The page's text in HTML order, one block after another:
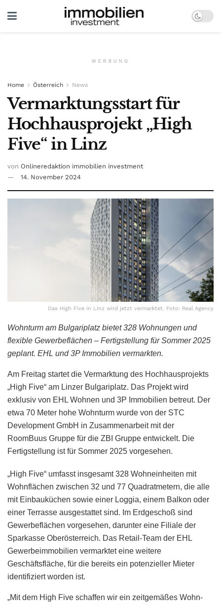
WERBUNG
Home Österreich News
Vermarktungsstart für
Hochhausprojekt „High
Five“ in Linz
von Onlineredaktion immobilien investment
14. November 2024
Das High Five in Linz wird jetzt vermarktet. Foto: Real Agency
Wohnturm am Bulgariplatz bietet 328 Wohnungen und
flexible Gewerbeflächen – Fertigstellung für Sommer 2025
geplant. EHL und 3P Immobilien vermarkten.
Am Freitag startet die Vermarktung des Hochhausprojekts
„High Five“ am Linzer Bulgariplatz. Das Projekt wird
exklusiv von EHL Wohnen und 3P Immobilien betreut. Der
etwa 70 Meter hohe Wohnturm wurde von der STC
Development GmbH in Zusammenarbeit mit der
RoomBuus Gruppe für die ZBI Gruppe entwickelt. Die
Fertigstellung ist für Sommer 2025 vorgesehen.
„High Five“ umfasst insgesamt 328 Wohneinheiten mit
Wohnflächen zwischen 32 und 77 Quadratmetern, die alle
mit Einbauküchen sowie einer Loggia, einem Balkon oder
einer Terrasse ausgestattet sind. Im Erdgeschoß sind
Gewerbeflächen vorgesehen, darunter eine Filiale der
Sparkasse Oberösterreich. Das Retail-Team der EHL
Gewerbeimmobilien vermarktet eine weitere
Geschäftsfläche, für die bereits ein potenzieller Mieter
identifiziert worden ist.
„Mit dem High Five schaffen wir ein zeitgemäßes Wohn-